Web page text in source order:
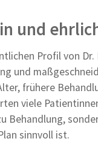
und
Profil von
und
frühere
viele
Behandlung,
sinnvoll ist.